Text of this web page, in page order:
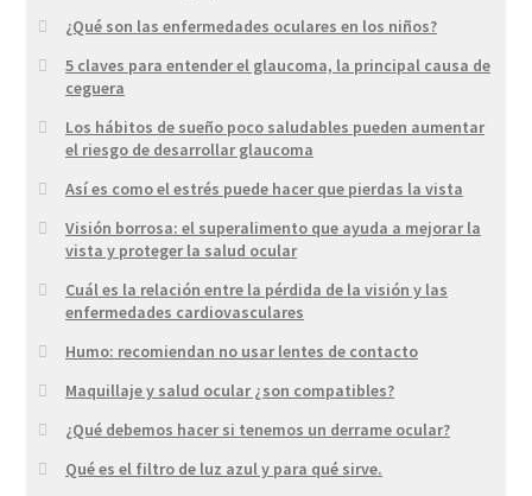
¿Qué son las enfermedades oculares en los niños?
5 claves para entender el glaucoma, la principal causa de
ceguera
Los hábitos de sueño poco saludables pueden aumentar
el riesgo de desarrollar glaucoma
Así es como el estrés puede hacer que pierdas la vista
Visión borrosa: el superalimento que ayuda a mejorar la
vista y proteger la salud ocular
Cuál es la relación entre la pérdida de la visión y las
enfermedades cardiovasculares
Humo: recomiendan no usar lentes de contacto
Maquillaje y salud ocular ¿son compatibles?
¿Qué debemos hacer si tenemos un derrame ocular?
Qué es el filtro de luz azul y para qué sirve.